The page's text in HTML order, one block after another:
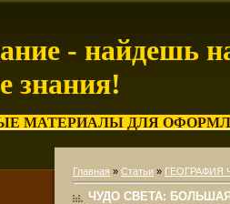
- найдешь
знания!
МАТЕРИАЛЫ ДЛЯ
Главная » Статьи » ГЕОГРАФИЯ
ЧУДО СВЕТА: